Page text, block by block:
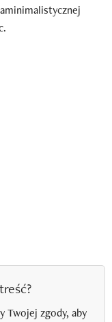
Twojej zgody, aby